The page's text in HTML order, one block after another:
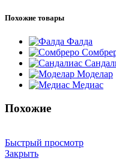
Похожие товары
Фалда
Моделар
Медиас
Похожие
Быстрый просмотр
Закрыть